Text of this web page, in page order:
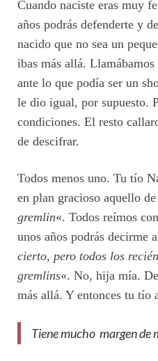
Cuando naciste eras muy
años podrás defenderte y
nacido que no sea un
ibas más allá.
ante lo que podía ser un
le dio igual, por supuesto.
condiciones. El resto
de descifrar.
Todos menos uno. Tu tío
en plan gracioso aquello de
gremlin«. Todos reímos
unos años podrás decirme
cierto, pero todos los
gremlins«. No, hija mía.
más allá. Y entonces tu tío
Tiene mucho margen de